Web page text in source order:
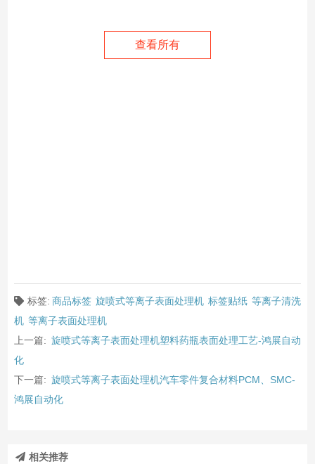
查看所有
标签: 商品标签 旋喷式等离子表面处理机 标签贴纸 等离子清洗
机 等离子表面处理机
上一篇: 旋喷式等离子表面处理机塑料药瓶表面处理工艺-鸿展自动
化
下一篇: 旋喷式等离子表面处理机汽车零件复合材料PCM、SMC-
鸿展自动化
相关推荐